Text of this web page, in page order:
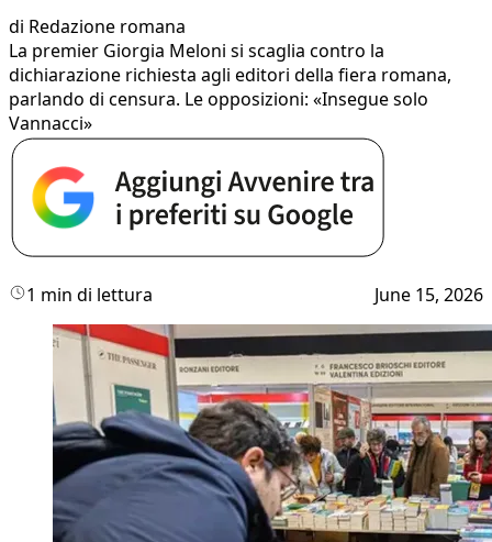
di Redazione romana
La premier Giorgia Meloni si scaglia contro la
dichiarazione richiesta agli editori della fiera romana,
parlando di censura. Le opposizioni: «Insegue solo
Vannacci»
1 min di lettura June 15, 2026